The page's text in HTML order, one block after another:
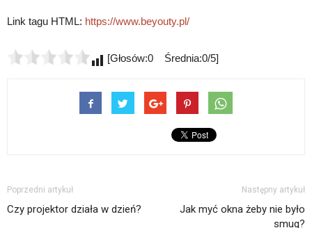
Link tagu HTML: https://www.beyouty.pl/
[Głosów:0 Średnia:0/5]
Poprzedni artykuł
Czy projektor działa w dzień?
Następny artykuł
Jak myć okna żeby nie było
smug?